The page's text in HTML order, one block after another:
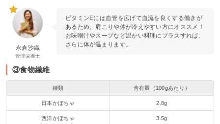
永倉沙織
管理栄養士
ビタミンEには血管を広げて血流を良くする働きが
あるため、肩こりや体が冷えやすい方にオススメ！
お味噌汁やスープなど温かい料理にプラスすれば、
さらに体が温まります。
③食物繊維
種類 含有量（100gあたり）
日本かぼちゃ 2.8g
西洋かぼちゃ 3.5g